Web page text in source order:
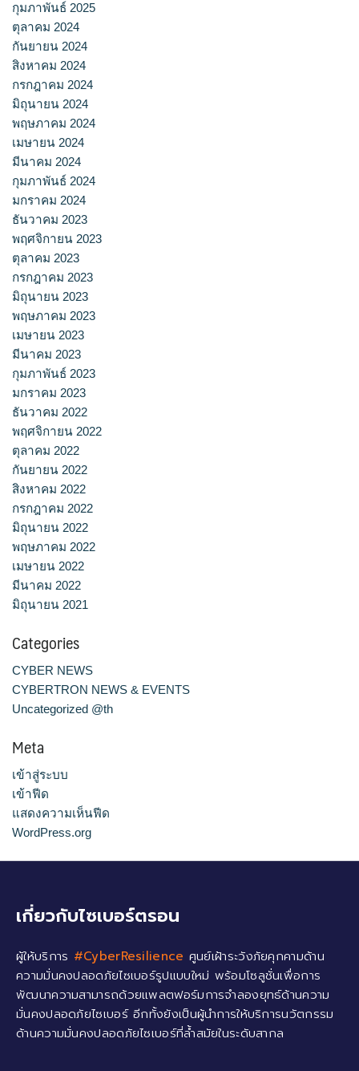
กุมภาพันธ์ 2025
ตุลาคม 2024
กันยายน 2024
สิงหาคม 2024
กรกฎาคม 2024
มิถุนายน 2024
พฤษภาคม 2024
เมษายน 2024
มีนาคม 2024
กุมภาพันธ์ 2024
มกราคม 2024
ธันวาคม 2023
พฤศจิกายน 2023
ตุลาคม 2023
กรกฎาคม 2023
มิถุนายน 2023
พฤษภาคม 2023
เมษายน 2023
มีนาคม 2023
กุมภาพันธ์ 2023
มกราคม 2023
ธันวาคม 2022
พฤศจิกายน 2022
ตุลาคม 2022
กันยายน 2022
สิงหาคม 2022
กรกฎาคม 2022
มิถุนายน 2022
พฤษภาคม 2022
เมษายน 2022
มีนาคม 2022
มิถุนายน 2021
Categories
CYBER NEWS
CYBERTRON NEWS & EVENTS
Uncategorized @th
Meta
เข้าสู่ระบบ
เข้าฟีด
แสดงความเห็นฟีด
WordPress.org
เกี่ยวกับไซเบอร์ตรอน
ผู้ให้บริการ #CyberResilience ศูนย์เฝ้าระวังภัยคุกคามด้าน
ความมั่นคงปลอดภัยไซเบอร์รูปแบบใหม่ พร้อมโซลูชั่นเพื่อการ
พัฒนาความสามารถด้วยแพลตฟอร์มการจำลองยุทธ์ด้านความ
มั่นคงปลอดภัยไซเบอร์ อีกทั้งยังเป็นผู้นำการให้บริการนวัตกรรม
ด้านความมั่นคงปลอดภัยไซเบอร์ที่ล้ำสมัยในระดับสากล